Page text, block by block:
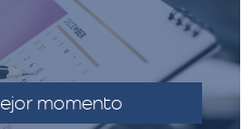
momento
con anticipación
adicionales por